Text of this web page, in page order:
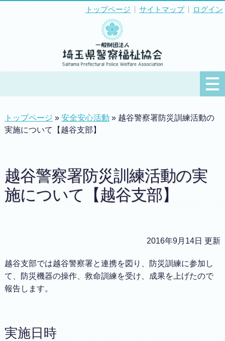
トップページ サイトマップ ログイン
トップページ »安全安心活動 » 越谷警察署防災訓練活動の
実施について【越谷支部】
越谷警察署防災訓練活動の実
施について【越谷支部】
2016年9月14日 更新
越谷支部では越谷警察署と連携を図り、防災訓練に参加し
て、防災機器の操作、救命訓練を受け、成果を上げたので
報告します。
実施日時